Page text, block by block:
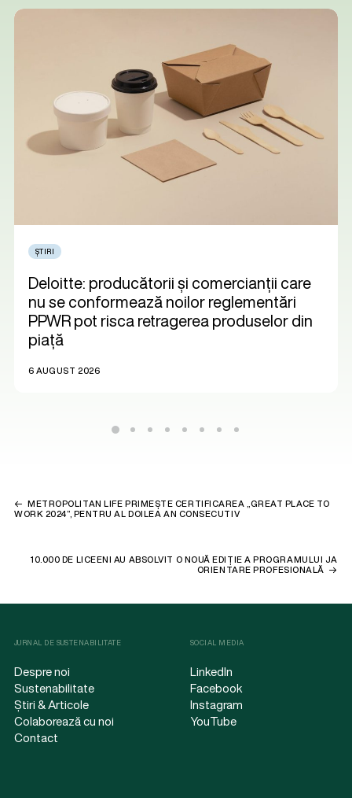
ȘTIRI
Deloitte: producătorii și comercianții care
nu se conformează noilor reglementări
PPWR pot risca retragerea produselor din
piață
6 AUGUST 2026
METROPOLITAN LIFE PRIMEȘTE CERTIFICAREA „GREAT PLACE TO
WORK 2024”, PENTRU AL DOILEA AN CONSECUTIV
10.000 DE LICEENI AU ABSOLVIT O NOUĂ EDIȚIE A PROGRAMULUI JA
ORIENTARE PROFESIONALĂ
JURNAL DE SUSTENABILITATE
Despre noi
Sustenabilitate
Știri & Articole
Colaborează cu noi
Contact
SOCIAL MEDIA
LinkedIn
Facebook
Instagram
YouTube